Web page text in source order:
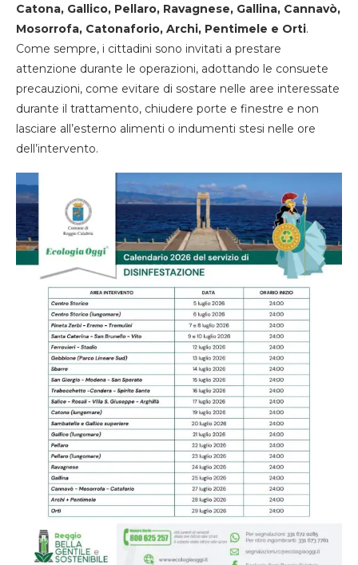
Catona, Gallico, Pellaro, Ravagnese, Gallina, Cannavò,
Mosorrofa, Catonaforio, Archi, Pentimele e Orti.
Come sempre, i cittadini sono invitati a prestare
attenzione durante le operazioni, adottando le consuete
precauzioni, come evitare di sostare nelle aree interessate
durante il trattamento, chiudere porte e finestre e non
lasciare all’esterno alimenti o indumenti stesi nelle ore
dell’intervento.